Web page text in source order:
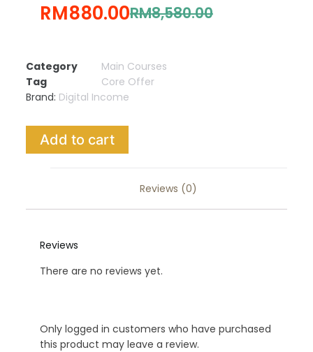
RM8,580.00
RM880.00
Category
Main Courses
Tag
Core Offer
Brand: Digital Income
Add to cart
Reviews (0)
Reviews
There are no reviews yet.
Only logged in customers who have purchased
this product may leave a review.